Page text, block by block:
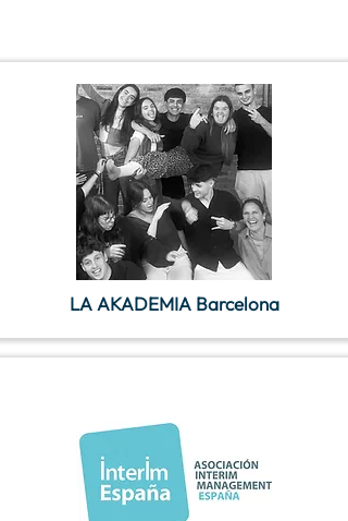
LA AKADEMIA Barcelona